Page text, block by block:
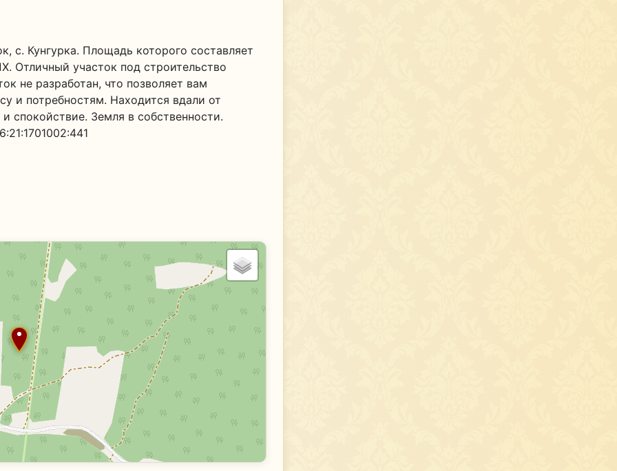
с. Кунгурка. Площадь которого составляет
Отличный участок под строительство
не разработан, что позволяет вам
и потребностям. Находится вдали от
спокойствие. Земля в собственности.